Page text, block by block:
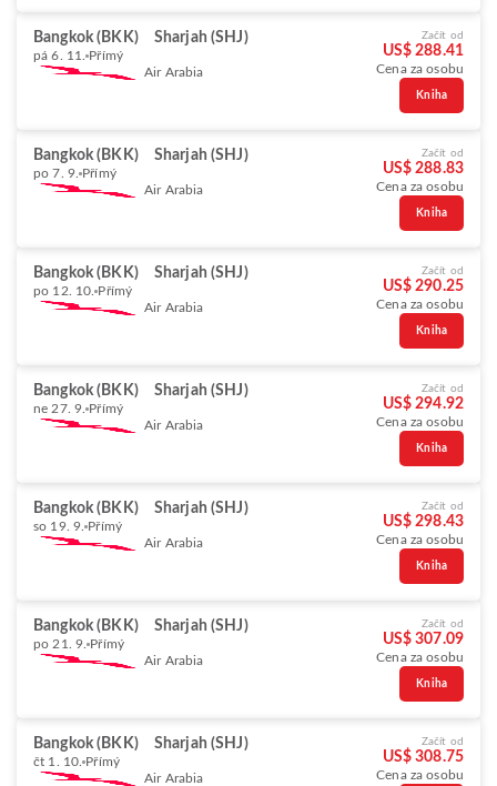
Bangkok (BKK) Sharjah (SHJ)
pá 6. 11. Přímý
Air Arabia
Začít od
US$ 288.41
Cena za osobu
Kniha
Bangkok (BKK) Sharjah (SHJ)
po 7. 9. Přímý
Air Arabia
Začít od
US$ 288.83
Cena za osobu
Kniha
Bangkok (BKK) Sharjah (SHJ)
po 12. 10. Přímý
Air Arabia
Začít od
US$ 290.25
Cena za osobu
Kniha
Bangkok (BKK) Sharjah (SHJ)
ne 27. 9. Přímý
Air Arabia
Začít od
US$ 294.92
Cena za osobu
Kniha
Bangkok (BKK) Sharjah (SHJ)
so 19. 9. Přímý
Air Arabia
Začít od
US$ 298.43
Cena za osobu
Kniha
Bangkok (BKK) Sharjah (SHJ)
po 21. 9. Přímý
Air Arabia
Začít od
US$ 307.09
Cena za osobu
Kniha
Bangkok (BKK) Sharjah (SHJ)
čt 1. 10. Přímý
Air Arabia
Začít od
US$ 308.75
Cena za osobu